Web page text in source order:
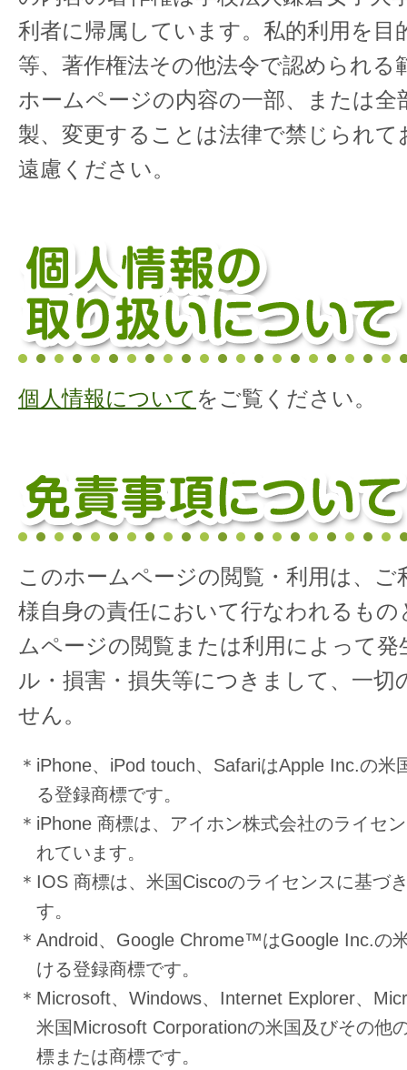
利者に帰属しています。私的利用を目
等、著作権法その他法令で認められる
ホームページの内容の一部、または全
製、変更することは法律で禁じられ
遠慮ください。
個人情報について をご覧ください。
このホームページの閲覧・利用は、ご
様自身の責任において行なわれるも
ムページの閲覧または利用によって
ル・損害・損失等につきまして、一切
せん。
＊iPhone、iPod touch、SafariはApple Inc.の米
る登録商標です。
＊iPhone 商標は、アイホン株式会社のライセ
れています。
＊IOS 商標は、米国Ciscoのライセンスに基づ
す。
＊Android、Google Chrome™はGoogle Inc.の
ける登録商標です。
＊Microsoft、Windows、Internet Explorer、
米国Microsoft Corporationの米国及びその他
標または商標です。